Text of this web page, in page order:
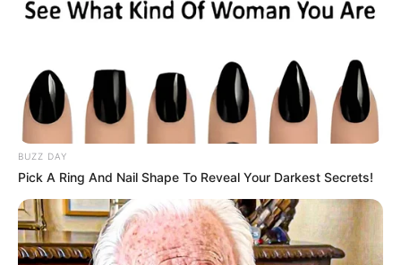
BUZZ DAY
Pick A Ring And Nail Shape To Reveal Your Darkest Secrets!